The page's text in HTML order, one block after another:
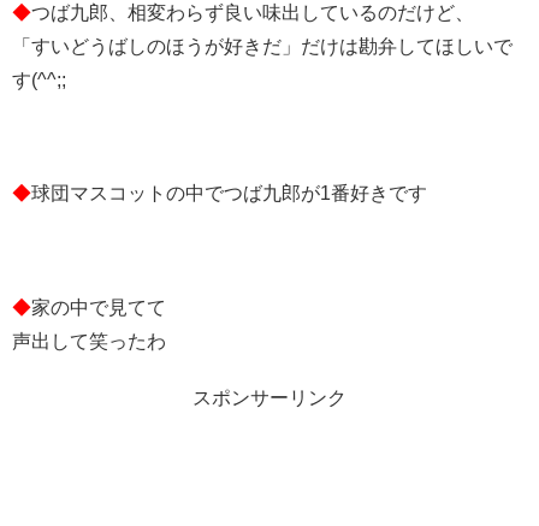
◆つば九郎、相変わらず良い味出しているのだけど、
「すいどうばしのほうが好きだ」だけは勘弁してほしいで
す(^^;;
◆球団マスコットの中でつば九郎が1番好きです
◆家の中で見てて
声出して笑ったわ
スポンサーリンク